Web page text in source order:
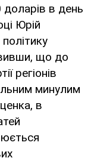
в день
Юрій
що до
регіонів
минулим
в